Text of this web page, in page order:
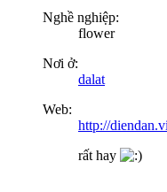
Nghề nghiệp:
flower
Nơi ở:
dalat
Web:
http://
rất hay